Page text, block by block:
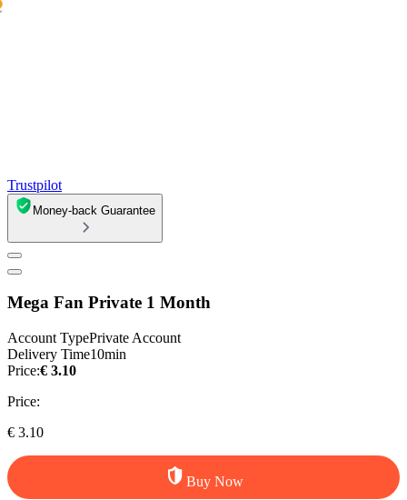
Trustpilot
Money-back Guarantee
Mega Fan Private 1 Month
Account TypePrivate Account
Delivery Time10min
Price:€ 3.10
Price:
€ 3.10
Buy Now